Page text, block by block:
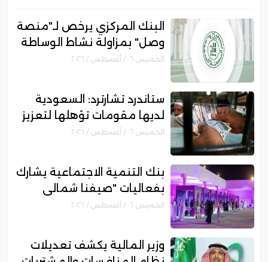
البنك المركزي يرخص لـ"منصة
وصل" بمزاولة نشاط الوساطة
الرقمية لجهات التمويل
الخميس ٠٦ / أغسطس / ٢٠٢٦
ستاندرد تشارترد: السعودية
لديها مقومات تؤهلها لتعزيز
مكانتها بمجال التمويل
الخميس ٠٦ / أغسطس / ٢٠٢٦
بنك التنمية الاجتماعية يشارك
بفعاليات "صيفنا شمالي
2026" لتمكين رواد الأعمالالخميس ٠٦ / أغسطس / ٢٠٢٦
وزير المالية يكشف تعديلات